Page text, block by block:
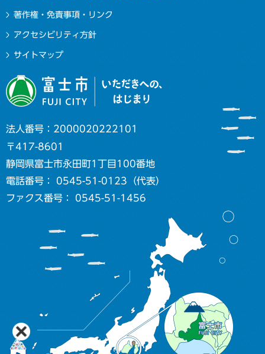
著作権・免責事項・リンク
アクセシビリティ方針
サイトマップ
法人番号：2000020222101
〒417-8601
静岡県富士市永田町1丁目100番地
電話番号： 0545-51-0123（代表）
ファクス番号： 0545-51-1456